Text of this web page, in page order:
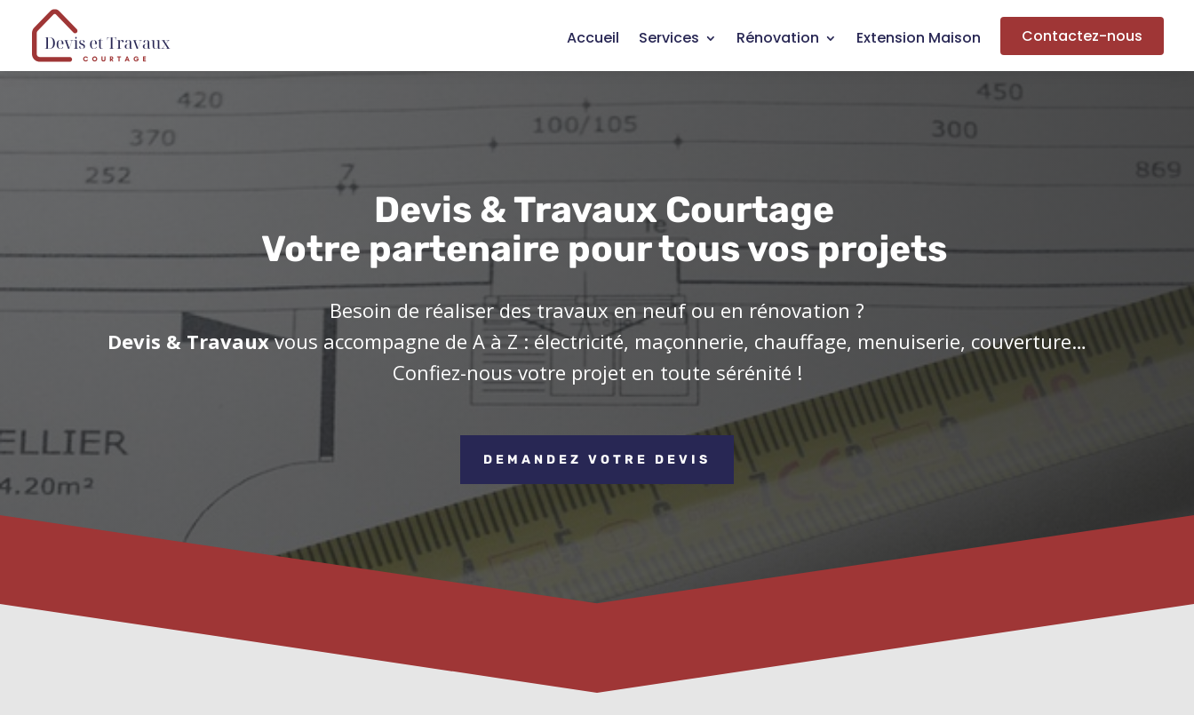
Accueil Services Rénovation Extension Maison Contactez-nous
Devis & Travaux Courtage
Votre partenaire pour tous vos projets
Besoin de réaliser des travaux en neuf ou en rénovation ?
Devis & Travauxvous accompagne de A à Z : électricité, maçonnerie, chauffage, menuiserie, couverture…
Confiez-nous votre projet en toute sérénité !
DEMANDEZ VOTRE DEVIS